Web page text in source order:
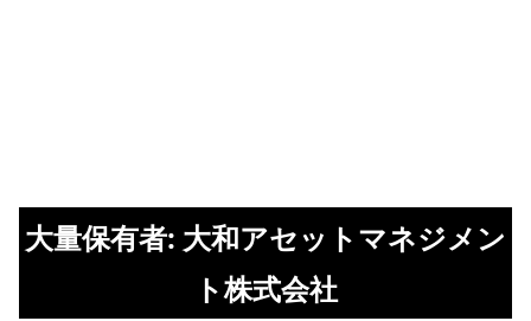
大量保有者: 大和アセットマネジメン
ト株式会社